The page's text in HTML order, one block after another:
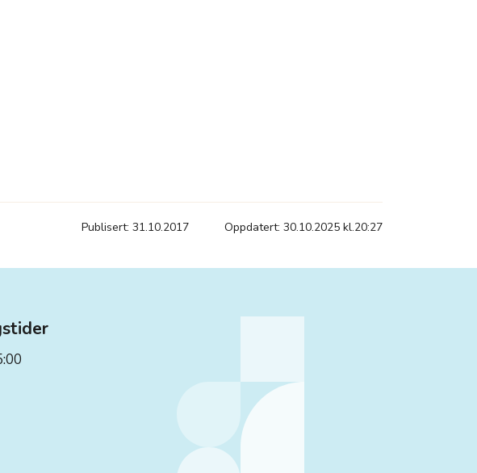
Publisert: 31.10.2017 Oppdatert: 30.10.2025 kl.20:27